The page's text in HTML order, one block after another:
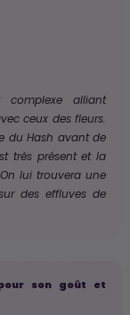
complexe alliant
ceux des fleurs.
du Hash avant de
très présent et la
lui trouvera une
des effluves de
son goût et